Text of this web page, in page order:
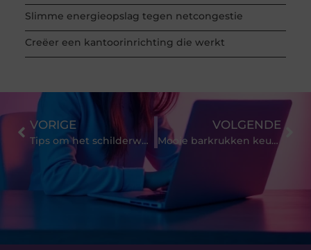
Slimme energieopslag tegen netcongestie
Creëer een kantoorinrichting die werkt
VORIGE
Tips om het schilderwerk te onderhouden
VOLGENDE
Mooie barkrukken keuken aanschaffen